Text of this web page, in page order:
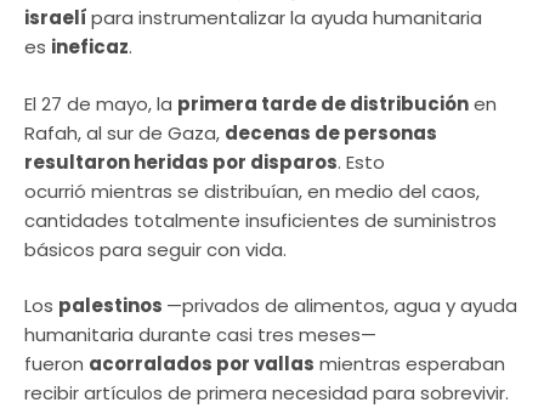
israelípara instrumentalizar la ayuda humanitaria
es ineficaz.
El 27 de mayo, la primera tarde de distribuciónen
Rafah, al sur de Gaza, decenas de personas
resultaron heridas por disparos. Esto
ocurrió mientras se distribuían, en medio del caos,
cantidades totalmente insuficientes de suministros
básicos para seguir con vida.
Los palestinos —privados de alimentos, agua y ayuda
humanitaria durante casi tres meses—
fueron acorralados por vallas mientras esperaban
recibir artículos de primera necesidad para sobrevivir.